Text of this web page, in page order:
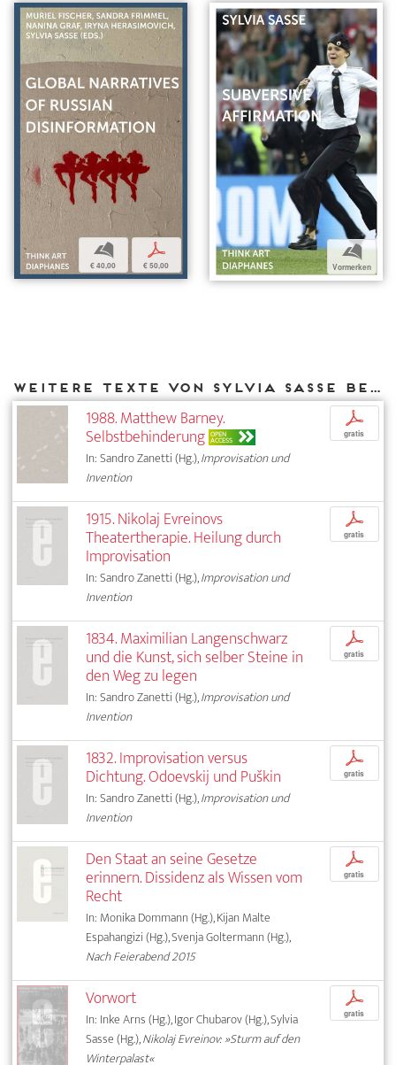
b
€ 40,00
p
€ 50,00
b
Vormerken
Weitere Texte von Sylvia Sasse bei DIAPHANES
1988. Matthew Barney.
Selbstbehinderung OPEN
ACCESS
In: Sandro Zanetti (Hg.),Improvisation und
Invention
p
gratis
1915. Nikolaj Evreinovs
Theatertherapie. Heilung durch
Improvisation
In: Sandro Zanetti (Hg.),Improvisation und
Invention
p
gratis
1834. Maximilian Langenschwarz
und die Kunst, sich selber Steine in
den Weg zu legen
In: Sandro Zanetti (Hg.),Improvisation und
Invention
p
gratis
1832. Improvisation versus
Dichtung. Odoevskij und Puškin
In: Sandro Zanetti (Hg.),Improvisation und
Invention
p
gratis
Den Staat an seine Gesetze
erinnern. Dissidenz als Wissen vom
Recht
In: Monika Dommann (Hg.), Kijan Malte
Espahangizi (Hg.), Svenja Goltermann (Hg.),
Nach Feierabend 2015
p
gratis
Vorwort
In: Inke Arns (Hg.), Igor Chubarov (Hg.), Sylvia
Sasse (Hg.),Nikolaj Evreinov: »Sturm auf den
Winterpalast«
p
gratis